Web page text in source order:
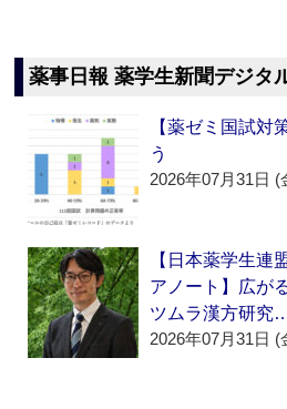
薬事日報 薬学生新聞デジタ
【薬ゼミ国試対
う
2026年07月31日 (
【日本薬学生連
アノート】広が
ツムラ漢方研究
2026年07月31日 (